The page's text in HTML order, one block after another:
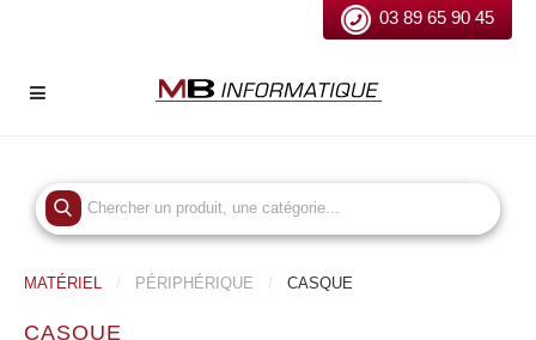
03 89 65 90 45
MATÉRIEL PÉRIPHÉRIQUE CASQUE
CASQUE